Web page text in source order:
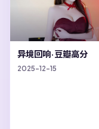
异境回响·豆瓣高分
2025-12-15